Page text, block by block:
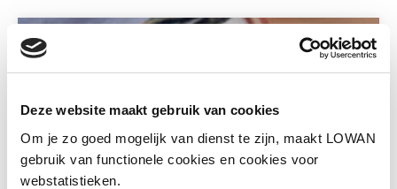
Deze website maakt gebruik van cookies
Om je zo goed mogelijk van dienst te zijn, maakt LOWAN
gebruik van functionele cookies en cookies voor
webstatistieken.